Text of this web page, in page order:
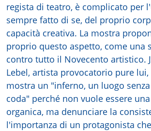
regista di teatro, è complicato per
sempre fatto di se, del proprio
capacità creativa. La mostra
proprio questo aspetto, come una
contro tutto il Novecento artistico.
Lebel, artista provocatorio pure
mostra un "inferno, un luogo
coda" perché non vuole essere
organica, ma denunciare la
l'importanza di un protagonista